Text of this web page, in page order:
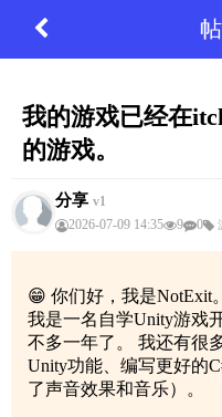
我的游戏已经在
的游戏。
分享 v1
2026-07-09 14:35
9 0
😁 你们好，我是NotExit。
我是一名自学Unity游戏
不多一年了。 我还有很
Unity功能、编写更好的
了声音效果和音乐）。